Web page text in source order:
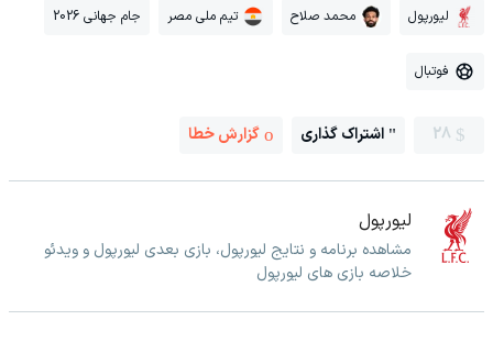
لیورپول محمد صلاح تیم ملی مصر جام جهانی 2026
فوتبال
28 اشتراک گذاری گزارش خطا
لیورپول
مشاهده برنامه و نتایج لیورپول، بازی بعدی لیورپول و ویدئو
خلاصه بازی های لیورپول